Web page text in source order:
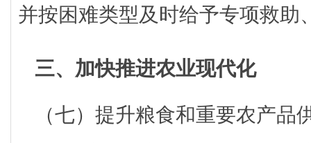
并按困难类型及时给予专项救助
三、加快推进农业现代化
（七）提升粮食和重要农产品